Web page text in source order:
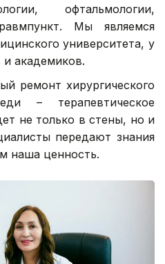
офтальмологии,
Мы являемся
университета, у
академиков.
ремонт хирургического
– терапевтическое
не только в стены, но и
передают знания
наша ценность.